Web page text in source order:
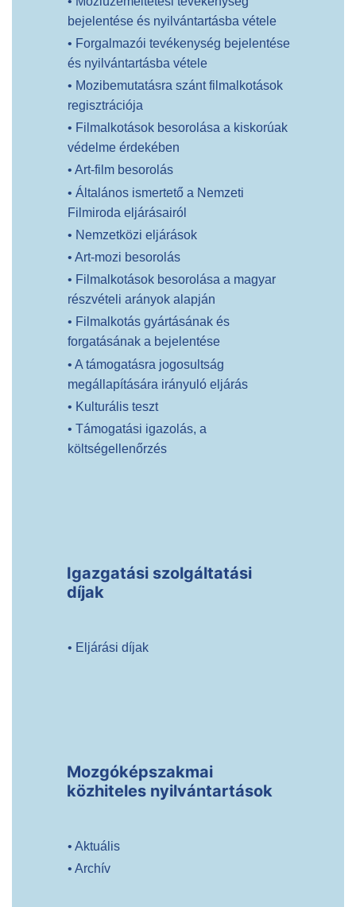
bejelentése és nyilvántartásba vétele
• Forgalmazói tevékenység bejelentése
és nyilvántartásba vétele
• Mozibemutatásra szánt filmalkotások
regisztrációja
• Filmalkotások besorolása a kiskorúak
védelme érdekében
• Art-film besorolás
• Általános ismertető a Nemzeti
Filmiroda eljárásairól
• Nemzetközi eljárások
• Art-mozi besorolás
• Filmalkotások besorolása a magyar
részvételi arányok alapján
• Filmalkotás gyártásának és
forgatásának a bejelentése
• A támogatásra jogosultság
megállapítására irányuló eljárás
• Kulturális teszt
• Támogatási igazolás, a
költségellenőrzés
Igazgatási szolgáltatási
díjak
• Eljárási díjak
Mozgóképszakmai
közhiteles nyilvántartások
• Aktuális
• Archív